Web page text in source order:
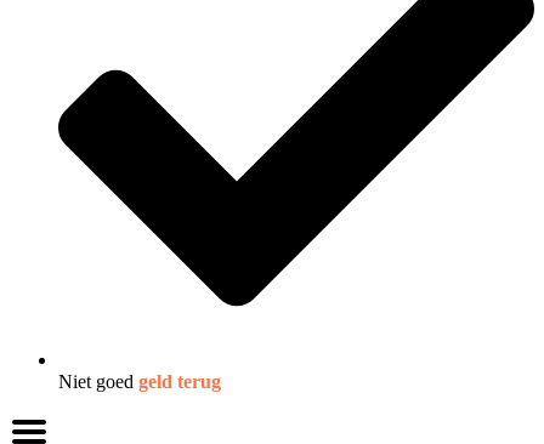
Niet goed geld terug